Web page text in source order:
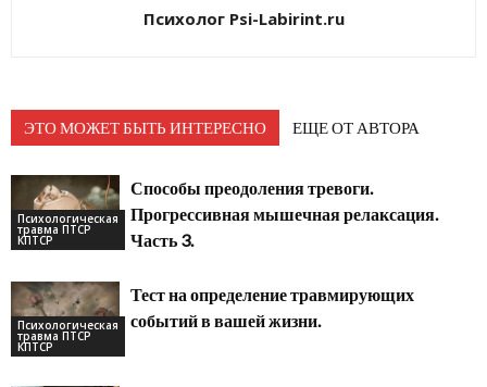
Психолог Psi-Labirint.ru
ЭТО МОЖЕТ БЫТЬ ИНТЕРЕСНО ЕЩЕ ОТ АВТОРА
Психологическая
травма ПТСР
КПТСР
Способы преодоления тревоги.
Прогрессивная мышечная релаксация.
Часть 3.
Психологическая
травма ПТСР
КПТСР
Тест на определение травмирующих
событий в вашей жизни.